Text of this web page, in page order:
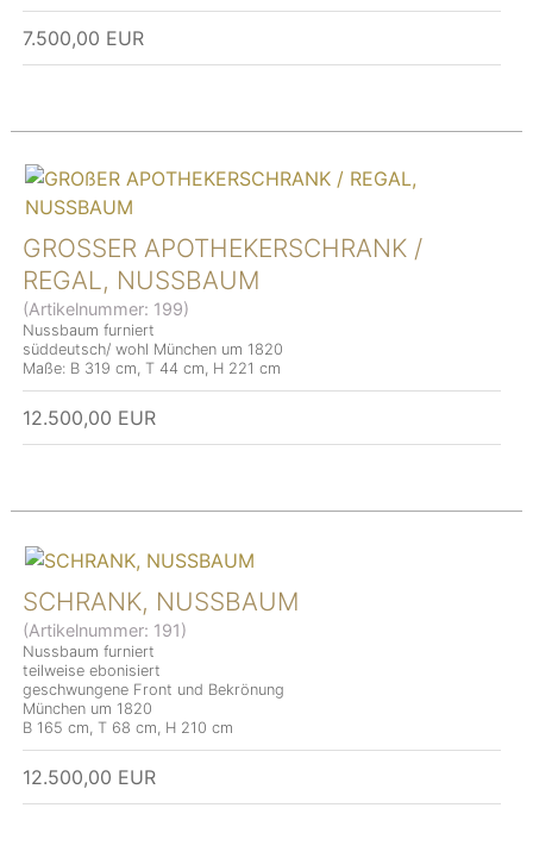
7.500,00 EUR
GROSSER APOTHEKERSCHRANK / R
EGAL, NUSSBAUM
(Artikelnummer: 199)
Nussbaum furniert
süddeutsch/ wohl München um 1820
Maße: B 319 cm, T 44 cm, H 221 cm
12.500,00 EUR
SCHRANK, NUSSBAUM
(Artikelnummer: 191)
Nussbaum furniert
teilweise ebonisiert
geschwungene Front und Bekrönung
München um 1820
B 165 cm, T 68 cm, H 210 cm
12.500,00 EUR